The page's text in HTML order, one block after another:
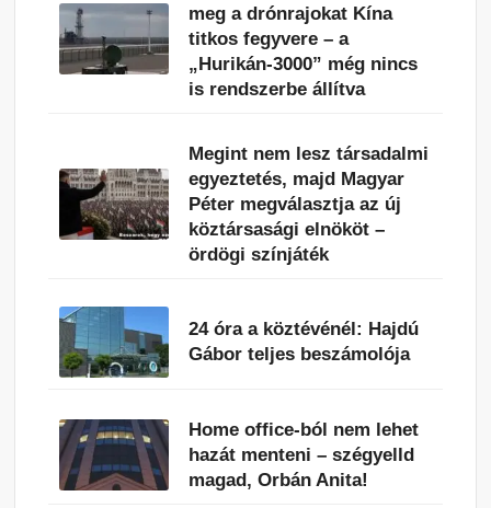
meg a drónrajokat Kína
titkos fegyvere – a
„Hurikán-3000” még nincs
is rendszerbe állítva
Megint nem lesz társadalmi
egyeztetés, majd Magyar
Péter megválasztja az új
köztársasági elnököt –
ördögi színjáték
24 óra a köztévénél: Hajdú
Gábor teljes beszámolója
Home office-ból nem lehet
hazát menteni – szégyelld
magad, Orbán Anita!